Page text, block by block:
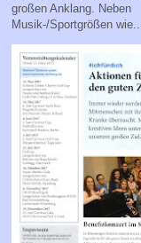
großen Anklang. Neben
Musik-/Sportgrößen wie...